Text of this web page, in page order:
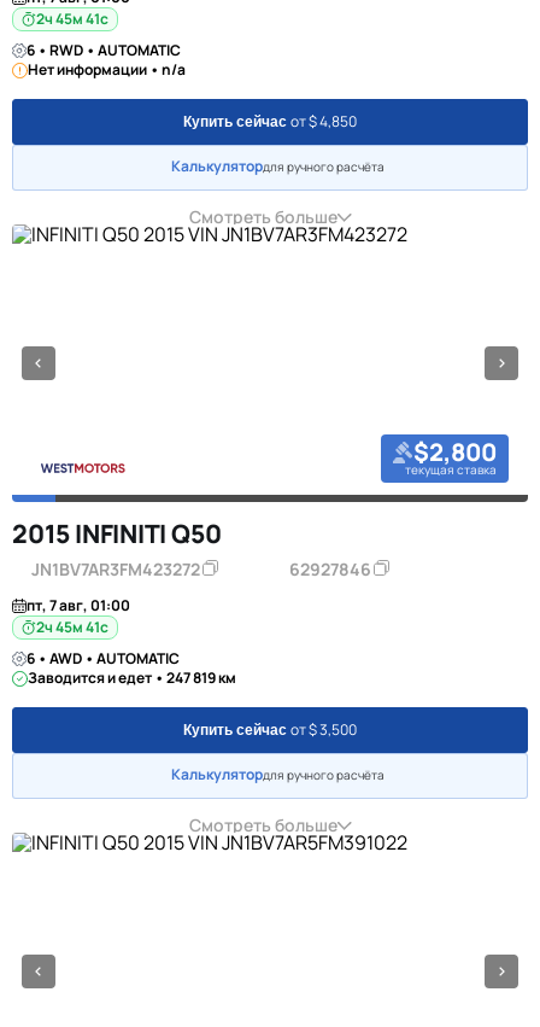
2ч 45м 40с
6 • RWD • AUTOMATIC
Нет информации • n/a
Купить сейчас от $ 4,850
Калькулятордля ручного расчёта
Смотреть больше
$2,800
текущая ставка
2015 INFINITI Q50
JN1BV7AR3FM423272 62927846
пт, 7 авг, 01:00
2ч 45м 40с
6 • AWD • AUTOMATIC
Заводится и едет • 247 819 км
Купить сейчас от $ 3,500
Калькулятордля ручного расчёта
Смотреть больше